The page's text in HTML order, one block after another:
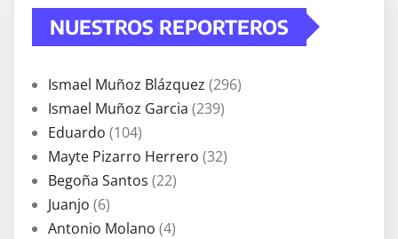
NUESTROS REPORTEROS
Ismael Muñoz Blázquez (296)
Ismael Muñoz Garcia (239)
Eduardo (104)
Mayte Pizarro Herrero (32)
Begoña Santos (22)
Juanjo (6)
Antonio Molano (4)